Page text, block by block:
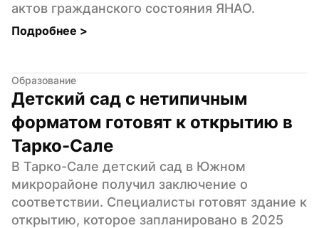
актов гражданского состояния ЯНАО.
Подробнее >
Образование
Детский сад с нетипичным
форматом готовят к открытию в
Тарко-Сале
В Тарко-Сале детский сад в Южном
микрорайоне получил заключение о
соответствии. Специалисты готовят здание к
открытию, которое запланировано в 2025